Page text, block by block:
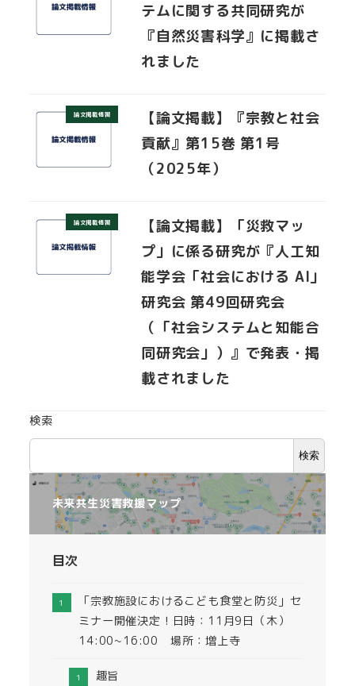
テムに関する共同研究が
『自然災害科学』に掲載さ
れました
論文掲載情報
【論文掲載】『宗教と社会
貢献』第15巻 第1号
（2025年）
論文掲載情報
【論文掲載】「災救マッ
プ」に係る研究が『人工知
能学会「社会における AI」
研究会 第49回研究会
（「社会システムと知能合
同研究会」）』で発表・掲
載されました
検索
検索
未来共生災害救援マップ
目次
「宗教施設におけるこども食堂と防災」セ
ミナー開催決定！日時：11月9日（木）
14:00~16:00 場所：増上寺
趣旨